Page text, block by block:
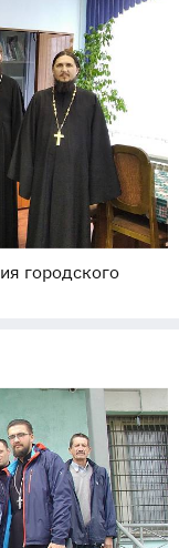
городского